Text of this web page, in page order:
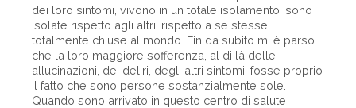
dei loro sintomi, vivono in un totale isolamento: sono
isolate rispetto agli altri, rispetto a se stesse,
totalmente chiuse al mondo. Fin da subito mi è parso
che la loro maggiore sofferenza, al di là delle
allucinazioni, dei deliri, degli altri sintomi, fosse proprio
il fatto che sono persone sostanzialmente sole.
Quando sono arrivato in questo centro di salute